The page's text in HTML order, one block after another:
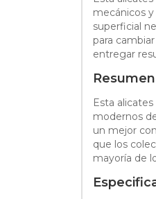
mecánicos
superficial
para
entregar
Resumen
Esta
modernos
un mejor
que los
mayoría de